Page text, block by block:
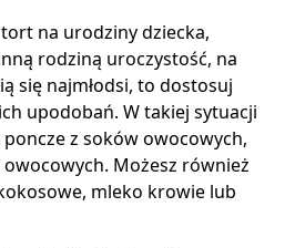
na urodziny dziecka,
rodziną uroczystość, na
się najmłodsi, to dostosuj
upodobań. W takiej sytuacji
z soków owocowych,
Możesz również
mleko krowie lub